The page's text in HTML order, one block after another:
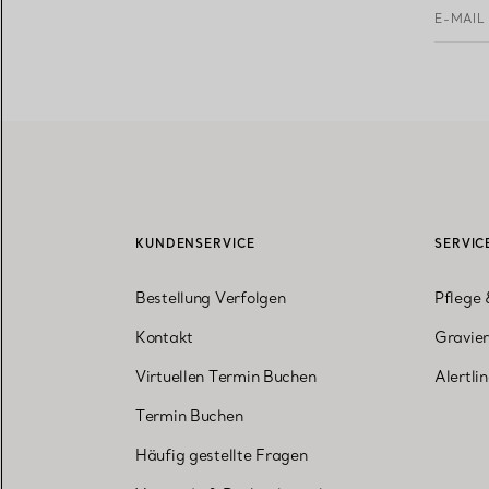
E-MAIL
KUNDENSERVICE
Bestellung Verfolgen
Kontakt
Virtuellen Termin Buchen
Termin Buchen
Häufig gestellte Fragen
Pflege